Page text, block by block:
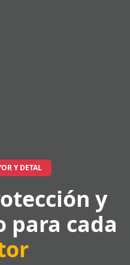
Y DETAL
y
para cada